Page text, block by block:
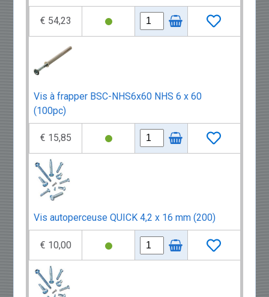
€ 54,23
Vis à frapper BSC-NHS6x60 NHS 6 x 60
(100pc)
€ 15,85
Vis autoperceuse QUICK 4,2 x 16 mm (200)
€ 10,00